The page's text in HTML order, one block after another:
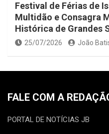
Festival de Férias de
Multidão e Consagra
Histórica de Grandes
25/07/2026 João
FALE COM A
PORTAL DE NOTÍCIAS JB